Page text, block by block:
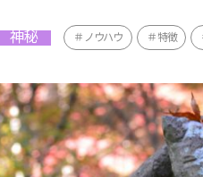
神秘 ノウハウ 特徴